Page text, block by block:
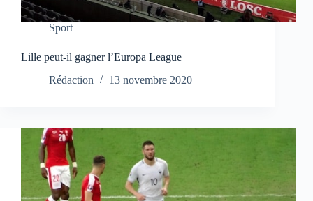
Sport
Lille peut-il gagner l’Europa League
Rédaction
13 novembre 2020